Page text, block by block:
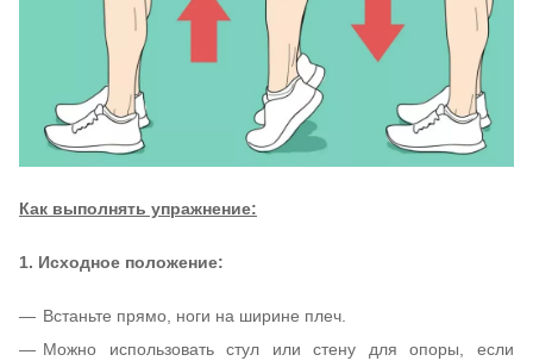
Как выполнять упражнение:
1. Исходное положение:
Встаньте прямо, ноги на ширине плеч.
Можно использовать стул или стену для опоры, если